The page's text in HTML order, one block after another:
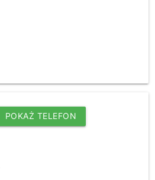
POKAŻ TELEFON